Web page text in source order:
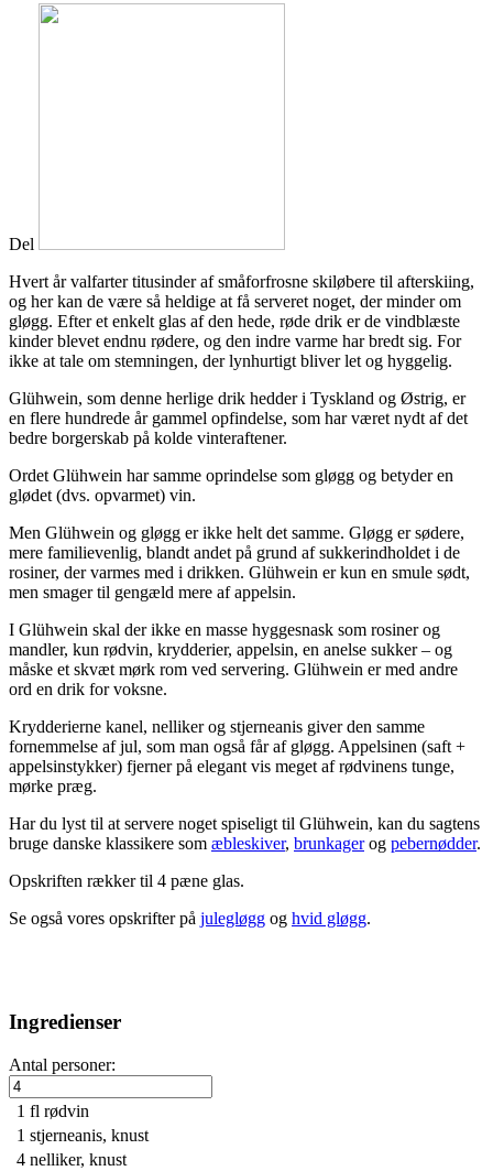
Del
Hvert år valfarter titusinder af småforfrosne skiløbere til afterskiing,
og her kan de være så heldige at få serveret noget, der minder om
gløgg. Efter et enkelt glas af den hede, røde drik er de vindblæste
kinder blevet endnu rødere, og den indre varme har bredt sig. For
ikke at tale om stemningen, der lynhurtigt bliver let og hyggelig.
Glühwein, som denne herlige drik hedder i Tyskland og Østrig, er
en flere hundrede år gammel opfindelse, som har været nydt af det
bedre borgerskab på kolde vinteraftener.
Ordet Glühwein har samme oprindelse som gløgg og betyder en
glødet (dvs. opvarmet) vin.
Men Glühwein og gløgg er ikke helt det samme. Gløgg er sødere,
mere familievenlig, blandt andet på grund af sukkerindholdet i de
rosiner, der varmes med i drikken. Glühwein er kun en smule sødt,
men smager til gengæld mere af appelsin.
I Glühwein skal der ikke en masse hyggesnask som rosiner og
mandler, kun rødvin, krydderier, appelsin, en anelse sukker – og
måske et skvæt mørk rom ved servering. Glühwein er med andre
ord en drik for voksne.
Krydderierne kanel, nelliker og stjerneanis giver den samme
fornemmelse af jul, som man også får af gløgg. Appelsinen (saft +
appelsinstykker) fjerner på elegant vis meget af rødvinens tunge,
mørke præg.
Har du lyst til at servere noget spiseligt til Glühwein, kan du sagtens
bruge danske klassikere som æbleskiver, brunkagerog pebernødder.
Opskriften rækker til 4 pæne glas.
Se også vores opskrifter på julegløgg og hvid gløgg.
Ingredienser
Antal personer:
1 fl rødvin
1 stjerneanis, knust
4 nelliker, knust